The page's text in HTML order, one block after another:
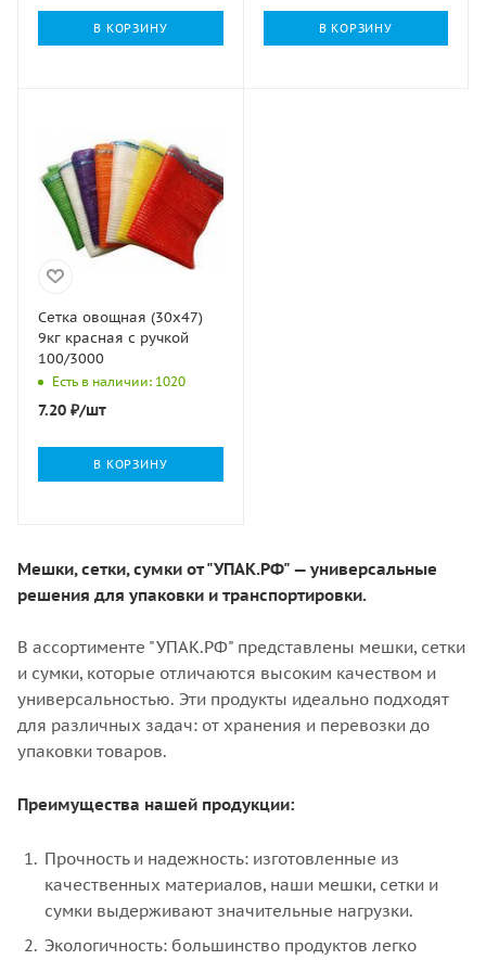
В КОРЗИНУ В КОРЗИНУ
Сетка овощная (30х47)
9кг красная с ручкой
100/3000
Есть в наличии: 1020
7.20 ₽/шт
В КОРЗИНУ
Мешки, сетки, сумки от "УПАК.РФ" — универсальные
решения для упаковки и транспортировки.
В ассортименте "УПАК.РФ" представлены мешки, сетки
и сумки, которые отличаются высоким качеством и
универсальностью. Эти продукты идеально подходят
для различных задач: от хранения и перевозки до
упаковки товаров.
Преимущества нашей продукции:
Прочность и надежность: изготовленные из
качественных материалов, наши мешки, сетки и
сумки выдерживают значительные нагрузки.
Экологичность: большинство продуктов легко